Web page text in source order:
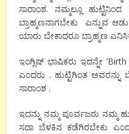
ಸಾರಾಂಶ. ನಮ್ಮಲ್ಲೂ
ಬ್ರಾಹ್ಮಣನಾಗಬೇಕು ಎನ್ನುವ
ಯಾರು ಬೇಕಾದರೂ ಬ್ರಾಹ್ಮಣ
ಇಂಗ್ಲಿಷ್ ಭಾಷಿಕರು ಇದನ್ನೇ
ಎಂದರು . ಹುಟ್ಟಿಗಿಂತ ಅವರನ್ನು
ಸಾರಾಂಶ .
ಇದನ್ನು ನಮ್ಮ ಪೂರ್ವಜರು ನಮ್ಮ
ಸದಾ ಬೆಳಕಿನ ಕಡೆಗಿರಬೇಕು